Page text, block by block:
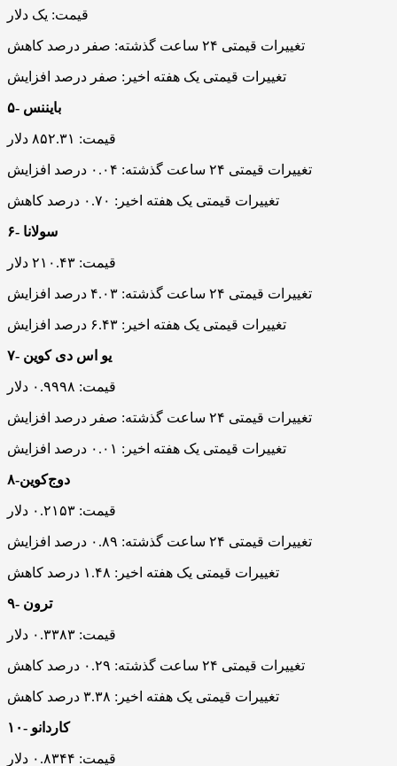
قیمت: یک دلار
تغییرات قیمتی یک هفته اخیر: صفر درصد افزایش
۵- بایننس
قیمت: ۸۵۲.۳۱ دلار
۶- سولانا
قیمت: ۲۱۰.۴۳ دلار
۷- یو اس دی کوین
قیمت: ۰.۹۹۹۸ دلار
تغییرات قیمتی ۲۴ ساعت گذشته: صفر درصد افزایش
تغییرات قیمتی یک هفته اخیر: ۰.۰۱ درصد افزایش
۸-دوج‌کوین
قیمت: ۰.۲۱۵۳ دلار
تغییرات قیمتی ۲۴ ساعت گذشته: ۰.۸۹ درصد افزایش
تغییرات قیمتی یک هفته اخیر: ۱.۴۸ درصد کاهش
۹- ترون
قیمت: ۰.۳۳۸۳ دلار
۱۰- کاردانو
قیمت: ۰.۸۳۴۴ دلار